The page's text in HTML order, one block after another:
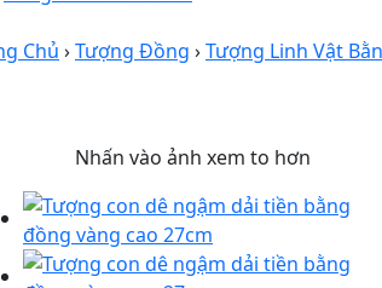
Chủ ›Tượng Đồng ›Tượng Linh Vật
Nhấn vào ảnh xem to hơn